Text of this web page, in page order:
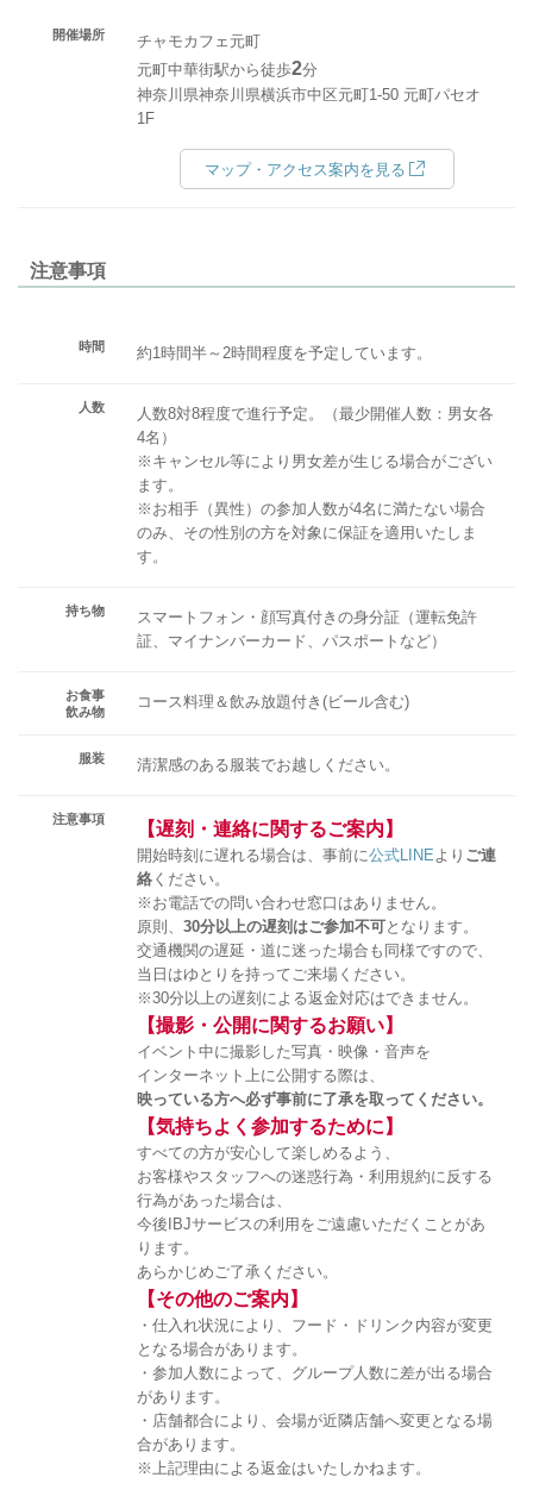
開催場所
チャモカフェ元町
元町中華街駅から徒歩2分
神奈川県神奈川県横浜市中区元町1-50 元町パセオ
1F
マップ・アクセス案内を見る
注意事項
時間 約1時間半～2時間程度を予定しています。
人数
人数8対8程度で進行予定。（最少開催人数：男女各
4名）
※キャンセル等により男女差が生じる場合がござい
ます。
※お相手（異性）の参加人数が4名に満たない場合
のみ、その性別の方を対象に保証を適用いたしま
す。
持ち物
スマートフォン・顔写真付きの身分証（運転免許
証、マイナンバーカード、パスポートなど）
お食事
飲み物
コース料理＆飲み放題付き(ビール含む)
服装 清潔感のある服装でお越しください。
注意事項 【遅刻・連絡に関するご案内】
開始時刻に遅れる場合は、事前に公式LINE より ご連
絡 ください。
※お電話での問い合わせ窓口はありません。
原則、 30分以上の遅刻はご参加不可となります。
交通機関の遅延・道に迷った場合も同様ですので、
当日はゆとりを持ってご来場ください。
※30分以上の遅刻による返金対応はできません。
【撮影・公開に関するお願い】
イベント中に撮影した写真・映像・音声を
インターネット上に公開する際は、
映っている方へ必ず事前に了承を取ってください。
【気持ちよく参加するために】
すべての方が安心して楽しめるよう、
お客様やスタッフへの迷惑行為・利用規約に反する
行為があった場合は、
今後IBJサービスの利用をご遠慮いただくことがあ
ります。
あらかじめご了承ください。
【その他のご案内】
・仕入れ状況により、フード・ドリンク内容が変更
となる場合があります。
・参加人数によって、グループ人数に差が出る場合
があります。
・店舗都合により、会場が近隣店舗へ変更となる場
合があります。
※上記理由による返金はいたしかねます。